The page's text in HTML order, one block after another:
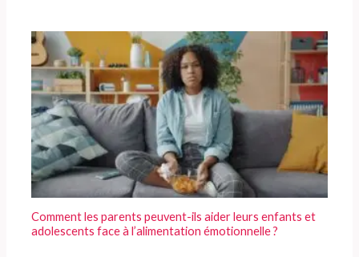
Comment les parents peuvent-ils aider leurs enfants et
adolescents face à l’alimentation émotionnelle ?